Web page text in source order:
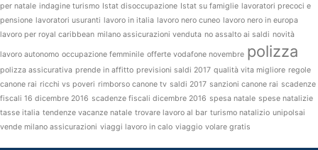
per natale indagine turismo Istat disoccupazione Istat su famiglie lavoratori precoci e
pensione lavoratori usuranti lavoro in italia lavoro nero cuneo lavoro nero in europa
lavoro per royal caribbean milano assicurazioni venduta no assalto ai saldi novità
lavoro autonomo occupazione femminile offerte vodafone novembre polizza
polizza assicurativa prende in affitto previsioni saldi 2017 qualità vita migliore regole
canone rai ricchi vs poveri rimborso canone tv saldi 2017 sanzioni canone rai scadenze
fiscali 16 dicembre 2016 scadenze fiscali dicembre 2016 spesa natale spese natalizie
tasse italia tendenze vacanze natale trovare lavoro al bar turismo natalizio unipolsai
vende milano assicurazioni viaggi lavoro in calo viaggio volare gratis